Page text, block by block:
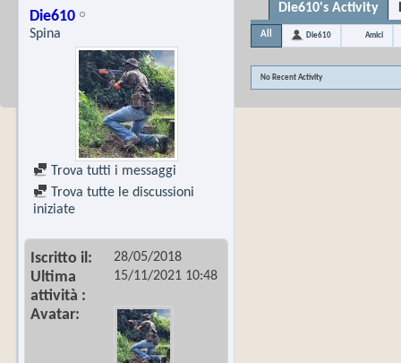
Die610
Spina
Trova tutti i messaggi
Trova tutte le discussioni
iniziate
Iscritto il 28/05/2018
Ultima
attività
15/11/2021 10:48
Avatar
Die610's Activity
All Die610 Amici
No Recent Activity